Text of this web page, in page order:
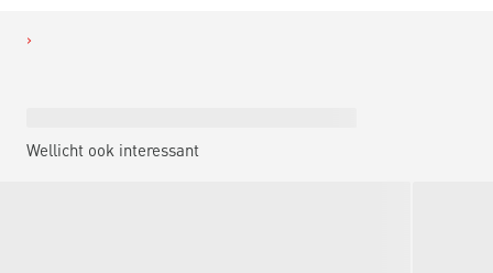
Wellicht ook interessant